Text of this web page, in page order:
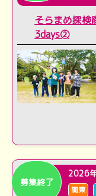
そらまめ探検
3days➁
募集終了
2026
関東